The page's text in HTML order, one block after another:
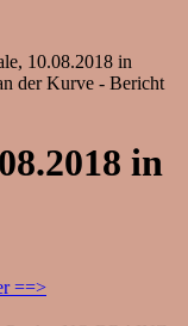
10.08.2018 in
der Kurve - Bericht
in
==>